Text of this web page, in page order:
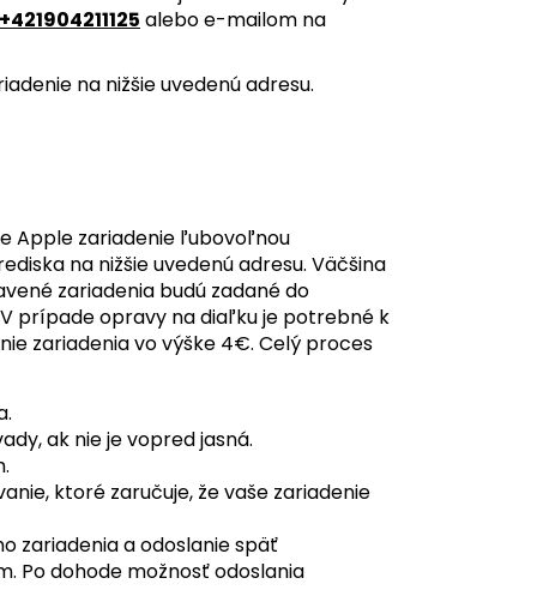
+421904211125 alebo e-mailom na
na nižšie uvedenú adresu.
Apple zariadenie ľubovoľnou
na nižšie uvedenú adresu. Väčšina
zariadenia budú zadané do
prípade opravy na diaľku je potrebné k
zariadenia vo výške 4€. Celý proces
ak nie je vopred jasná.
ktoré zaručuje, že vaše zariadenie
zariadenia a odoslanie späť
Po dohode možnosť odoslania